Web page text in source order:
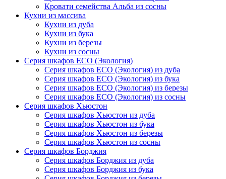
Кровати семейства Альба из сосны
Кухни из массива
Кухни из дуба
Кухни из бука
Кухни из березы
Кухни из сосны
Серия шкафов ECO (Экология)
Серия шкафов ECO (Экология) из дуба
Серия шкафов ECO (Экология) из бука
Серия шкафов ECO (Экология) из березы
Серия шкафов ECO (Экология) из сосны
Серия шкафов Хьюстон
Серия шкафов Хьюстон из дуба
Серия шкафов Хьюстон из бука
Серия шкафов Хьюстон из березы
Серия шкафов Хьюстон из сосны
Серия шкафов Борджия
Серия шкафов Борджия из дуба
Серия шкафов Борджия из бука